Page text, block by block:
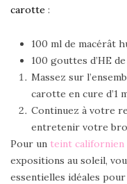
carotte :
100 ml de macérât
100 gouttes d’HE
Massez sur
carotte en cure d’1
Continuez à votre
entretenir votre
Pour un teint californien
expositions au soleil,
essentielles idéales